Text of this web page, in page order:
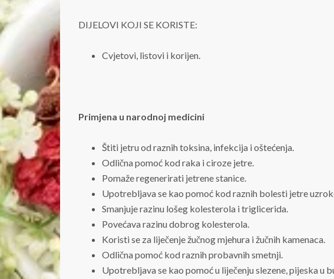
DIJELOVI KOJI SE KORISTE:
Cvjetovi, listovi i korijen.
Primjena u narodnoj medicini
Štiti jetru od raznih toksina, infekcija i oštećenja.
Odlična pomoć kod raka i ciroze jetre.
Pomaže regenerirati jetrene stanice.
Upotrebljava se kao pomoć kod raznih bolesti jetre
Smanjuje razinu lošeg kolesterola i triglicerida.
Povećava razinu dobrog kolesterola.
Koristi se za liječenje žučnog mjehura i žučnih kamenaca.
Odlična pomoć kod raznih probavnih smetnji.
Upotrebljava se kao pomoć u liječenju slezene, pijeska u